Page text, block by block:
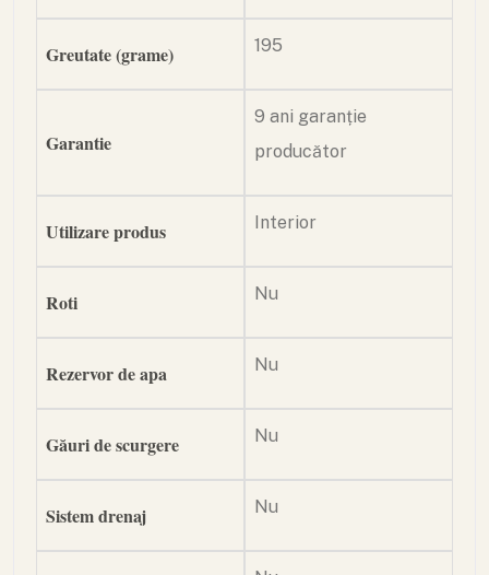
Greutate (grame) 195
Garantie
9 ani garanție
producător
Utilizare produs Interior
Roti Nu
Rezervor de apa Nu
Găuri de scurgere Nu
Sistem drenaj Nu